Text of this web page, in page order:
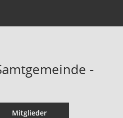
-
Mitglieder